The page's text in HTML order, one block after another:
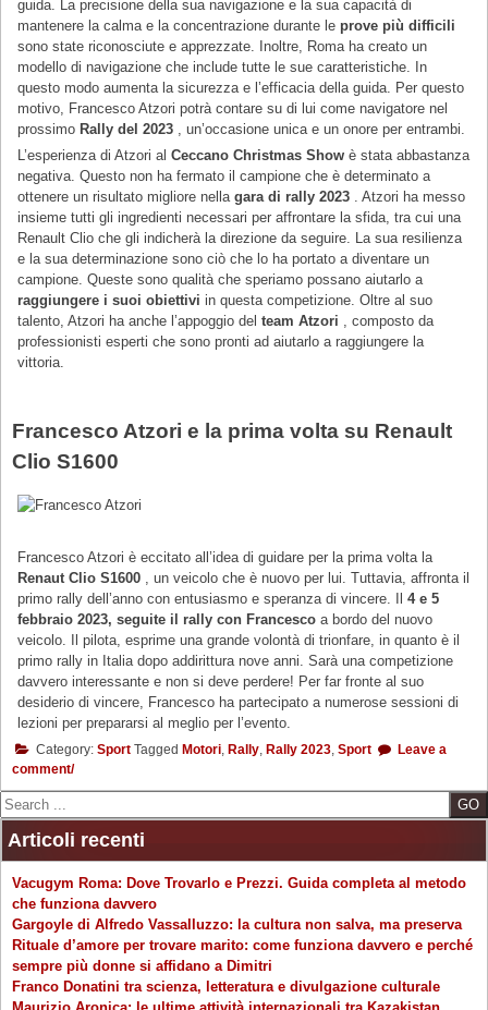
guida. La precisione della sua navigazione e la sua capacità di
mantenere la calma e la concentrazione durante le prove più difficili
sono state riconosciute e apprezzate. Inoltre, Roma ha creato un
modello di navigazione che include tutte le sue caratteristiche. In
questo modo aumenta la sicurezza e l’efficacia della guida. Per questo
motivo, Francesco Atzori potrà contare su di lui come navigatore nel
prossimo Rally del 2023 , un’occasione unica e un onore per entrambi.
L’esperienza di Atzori alCeccano Christmas Show è stata abbastanza
negativa. Questo non ha fermato il campione che è determinato a
ottenere un risultato migliore nellagara di rally 2023 . Atzori ha messo
insieme tutti gli ingredienti necessari per affrontare la sfida, tra cui una
Renault Clio che gli indicherà la direzione da seguire. La sua resilienza
e la sua determinazione sono ciò che lo ha portato a diventare un
campione. Queste sono qualità che speriamo possano aiutarlo a
raggiungere i suoi obiettivi in ​​questa competizione. Oltre al suo
talento, Atzori ha anche l’appoggio delteam Atzori , composto da
professionisti esperti che sono pronti ad aiutarlo a raggiungere la
vittoria.
Francesco Atzori e la prima volta su Renault
Clio S1600
Francesco Atzori è eccitato all’idea di guidare per la prima volta la
Renaut Clio S1600 , un veicolo che è nuovo per lui. Tuttavia, affronta il
primo rally dell’anno con entusiasmo e speranza di vincere. Il4 e 5
febbraio 2023, seguite il rally con Francesco a bordo del nuovo
veicolo. Il pilota, esprime una grande volontà di trionfare, in quanto è il
primo rally in Italia dopo addirittura nove anni. Sarà una competizione
davvero interessante e non si deve perdere! Per far fronte al suo
desiderio di vincere, Francesco ha partecipato a numerose sessioni di
lezioni per prepararsi al meglio per l’evento.
Category: Sport Tagged Motori Rally Rally 2023 Sport
Leave a
comment/
Search
Articoli recenti
Vacugym Roma: Dove Trovarlo e Prezzi. Guida completa al metodo
che funziona davvero
Gargoyle di Alfredo Vassalluzzo: la cultura non salva, ma preserva
Rituale d’amore per trovare marito: come funziona davvero e perché
sempre più donne si affidano a Dimitri
Franco Donatini tra scienza, letteratura e divulgazione culturale